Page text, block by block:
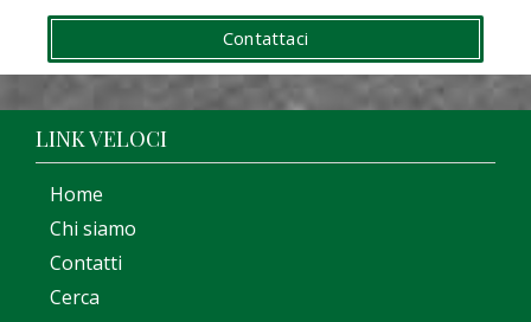
Contattaci
LINK VELOCI
Home
Chi siamo
Contatti
Cerca